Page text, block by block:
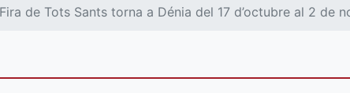
de Tots Sants torna a Dénia del 17 d’octubre al 2 de